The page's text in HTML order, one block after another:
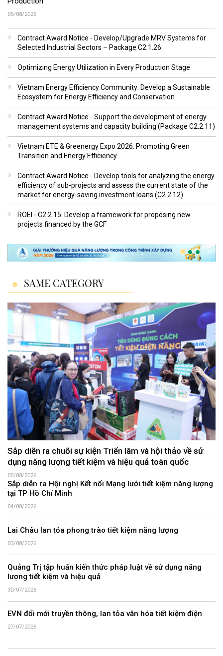
05/08/2026
Contract Award Notice - Develop/Upgrade MRV Systems for
Selected Industrial Sectors – Package C2.1.26
Optimizing Energy Utilization in Every Production Stage
Vietnam Energy Efficiency Community: Develop a Sustainable
Ecosystem for Energy Efficiency and Conservation
Contract Award Notice - Support the development of energy
management systems and capacity building (Package C2.2.11)
Vietnam ETE & Greenergy Expo 2026: Promoting Green
Transition and Energy Efficiency
Contract Award Notice - Develop tools for analyzing the energy
efficiency of sub-projects and assess the current state of the
market for energy-saving investment loans (C2.2.12)
ROEI - C2.2.15: Develop a framework for proposing new
projects financed by the GCF
SAME CATEGORY
Sắp diễn ra chuỗi sự kiện Triển lãm và hội thảo về sử
dụng năng lượng tiết kiệm và hiệu quả toàn quốc
05/08/2026
Sắp diễn ra Hội nghị Kết nối Mạng lưới tiết kiệm năng lượng
tại TP Hồ Chí Minh
04/08/2026
Lai Châu lan tỏa phong trào tiết kiệm năng lượng
03/08/2026
Quảng Trị tập huấn kiến thức pháp luật về sử dụng năng
lượng tiết kiệm và hiệu quả
30/07/2026
EVN đổi mới truyền thông, lan tỏa văn hóa tiết kiệm điện
27/07/2026